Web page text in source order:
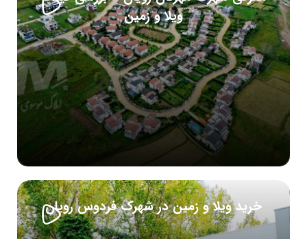
ویلا و زمین
خرید ویلا و زمین در شهرک فردوس رویان